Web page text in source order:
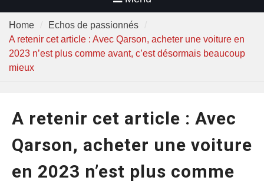
Home
Echos de passionnés
A retenir cet article : Avec Qarson, acheter une voiture en
2023 n’est plus comme avant, c’est désormais beaucoup
mieux
A retenir cet article : Avec
Qarson, acheter une voiture
en 2023 n’est plus comme